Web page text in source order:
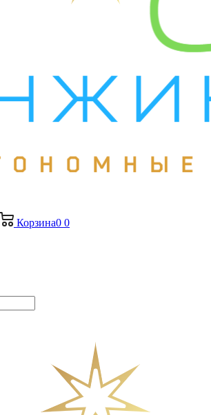
Корзина0 0